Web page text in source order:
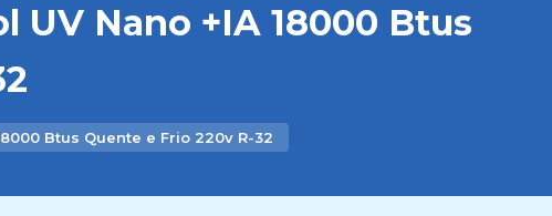
UV Nano +IA 18000 Btus
Btus Quente e Frio 220v R-32